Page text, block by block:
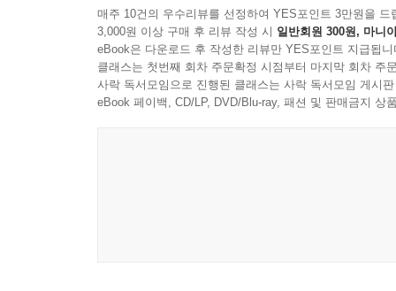
과정의 기록이라면, 『동반자』는 “나”의 부재로
글들의 시작이기도 하다.
『잘 못 보이고 잘 못 말해진』
매주 10건의 우수리뷰를 선정하여 YES포인트 3만원을 드
3,000원 이상 구매 후 리뷰 작성 시 일반회원 300원, 마니
eBook은 다운로드 후 작성한 리뷰만 YES포인트 지급됩니
클래스는 첫번째 회차 주문확정 시점부터 마지막 회차 주
사락 독서모임으로 진행된 클래스는 사락 독서모임 게시
eBook 페이백, CD/LP, DVD/Blu-ray, 패션 및 판매금지 상